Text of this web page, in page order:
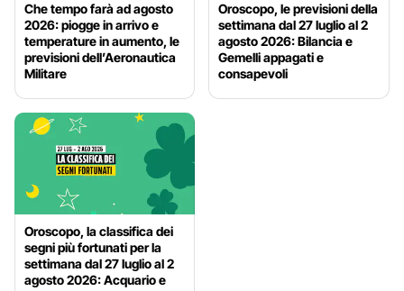
Che tempo farà ad agosto
2026: piogge in arrivo e
temperature in aumento, le
previsioni dell’Aeronautica
Militare
Oroscopo, le previsioni della
settimana dal 27 luglio al 2
agosto 2026: Bilancia e
Gemelli appagati e
consapevoli
Oroscopo, la classifica dei
segni più fortunati per la
settimana dal 27 luglio al 2
agosto 2026: Acquario e